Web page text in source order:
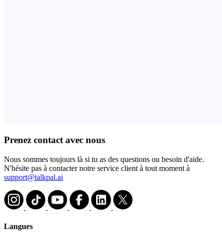
Prenez contact avec nous
Nous sommes toujours là si tu as des questions ou besoin d'aide.
N'hésite pas à contacter notre service client à tout moment à
support@talkpal.ai
Langues